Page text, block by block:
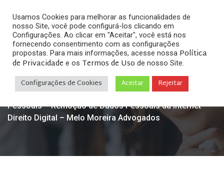
Home »Direito Digital & Internet » Como proteger
meus Dados Pessoais na Internet?»
Como Proteger
Meus Dados Pessoais na Internet – Proteção de Dados
Pessoais – Remoção de Dados Pessoais da Internet –
Direito Digital – Melo Moreira Advogados
Usamos Cookies para melhorar as funcionalidades de
nosso Site, você pode configurá-los clicando em
Configurações. Ao clicar em "Aceitar", você está nos
fornecendo consentimento com as configurações
propostas. Para mais informações, acesse nossa Política
de Privacidade e os Termos de Uso de nosso Site.
Configurações de Cookies Aceitar Rejeitar